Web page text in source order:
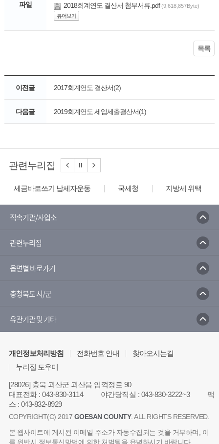
파일 2018회계연도 결산서 첨부서류.pdf (9,618,857Byte)
뷰어보기
목록
이전글 2017회계연도 결산서(2)
다음글 2019회계연도 세입세출결산서(1)
관련누리집
세금바로쓰기 납세자운동 국세청 지방세 위택스
직속기관/사업소
관련누리집
읍면별 바로가기
충청북도 시/군
유관기관 및 기타
개인정보처리방침 전화번호 안내
찾아오시는길
누리집 도우미
[28026] 충북 괴산군 괴산읍 임꺽정로 90
대표전화:043-830-3114 야간당직실 : 043-830-3222~3
팩
스 : 043-832-8929
COPYRIGHT(C) 2017 GOESAN COUNTY. ALL RIGHTS RESERVED.
본 웹사이트에 게시된 이메일 주소가 자동수집되는 것을 거부하며, 이
를 위반시 정보통신망법에 의한 처벌됨을 유념하시기 바랍니다.